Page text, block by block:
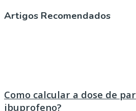
Artigos Recomendados
Como calcular a dose de
ibuprofeno?